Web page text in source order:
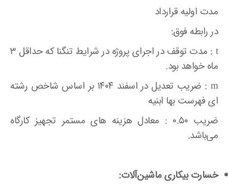
مدت اولیه قرارداد
در رابطه فوق:
t : مدت توقف در اجرای پروژه در شرایط تنگنا که حداقل ۳
ماه خواهد بود.
m : ضریب تعدیل در اسفند ۱۴۰۴ بر اساس شاخص رشته
ای فهرست بها ابنیه
ضریب ۰.۵۰ : معادل هزینه های مستمر تجهیز کارگاه
می‌باشد.
خسارت بیکاری ماشین‌آلات: